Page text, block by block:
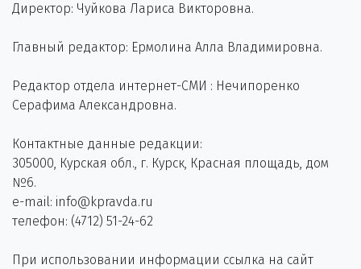
Директор: Чуйкова Лариса Викторовна.
Главный редактор: Ермолина Алла Владимировна.
Редактор отдела интернет-СМИ : Нечипоренко
Серафима Александровна.
Контактные данные редакции:
305000, Курская обл., г. Курск, Красная площадь, дом
№6.
e-mail: info@kpravda.ru
телефон: (4712) 51-24-62
При использовании информации ссылка на сайт